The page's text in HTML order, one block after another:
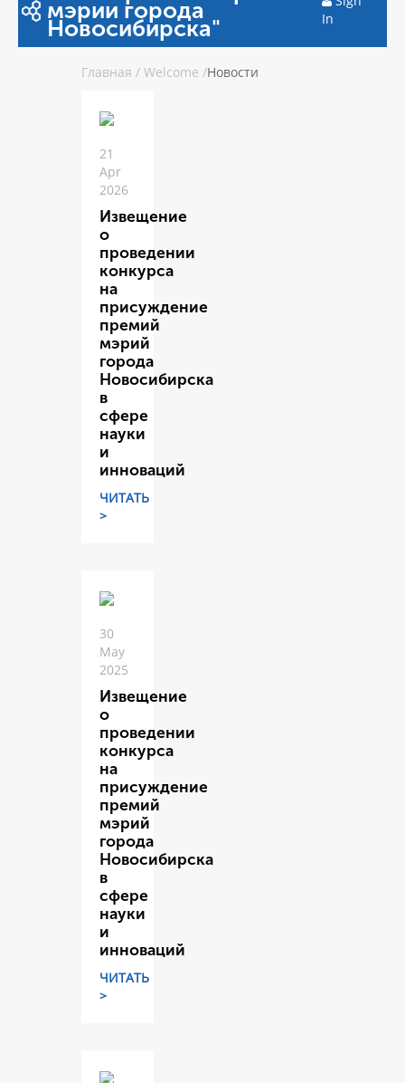
мэрии города
Новосибирска"
In
Главная / Welcome /Новости
21
Apr
2026
Извещение
о
проведении
конкурса
на
присуждение
премий
мэрий
города
Новосибирска
в
сфере
науки
и
инноваций
ЧИТАТЬ
>
30
May
2025
Извещение
о
проведении
конкурса
на
присуждение
премий
мэрий
города
Новосибирска
в
сфере
науки
и
инноваций
ЧИТАТЬ
>